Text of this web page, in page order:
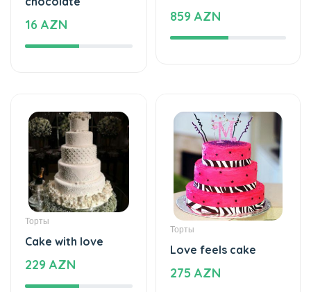
Торты
Cake with love
229 AZN
Торты
Love feels cake
275 AZN